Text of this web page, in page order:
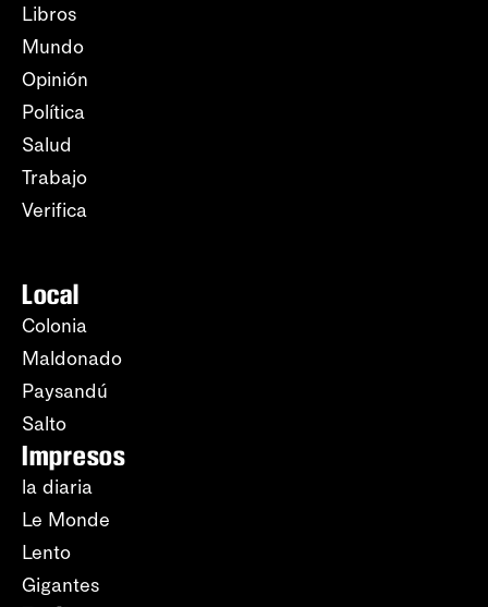
Libros
Mundo
Opinión
Política
Salud
Trabajo
Verifica
Local
Colonia
Maldonado
Paysandú
Salto
Impresos
la diaria
Le Monde
Lento
Gigantes